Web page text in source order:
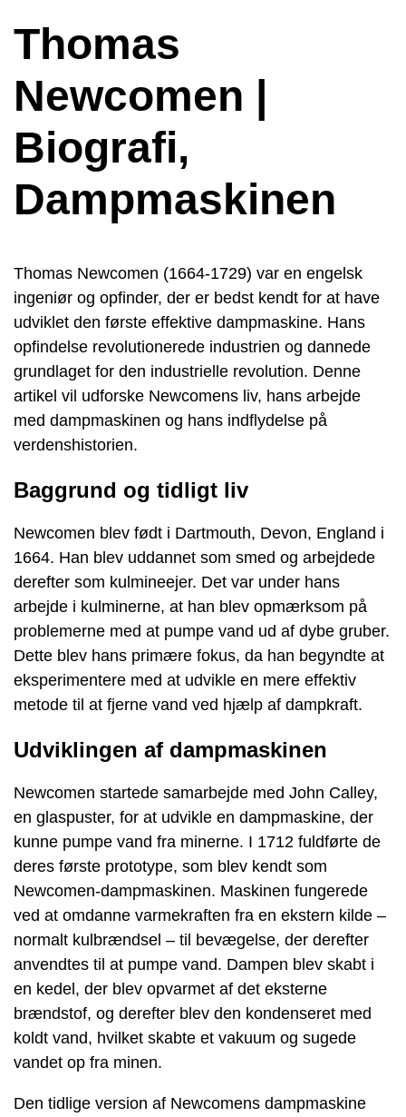
Thomas
Newcomen |
Biografi,
Dampmaskinen
Thomas Newcomen (1664-1729) var en engelsk
ingeniør og opfinder, der er bedst kendt for at have
udviklet den første effektive dampmaskine. Hans
opfindelse revolutionerede industrien og dannede
grundlaget for den industrielle revolution. Denne
artikel vil udforske Newcomens liv, hans arbejde
med dampmaskinen og hans indflydelse på
verdenshistorien.
Baggrund og tidligt liv
Newcomen blev født i Dartmouth, Devon, England i
1664. Han blev uddannet som smed og arbejdede
derefter som kulmineejer. Det var under hans
arbejde i kulminerne, at han blev opmærksom på
problemerne med at pumpe vand ud af dybe gruber.
Dette blev hans primære fokus, da han begyndte at
eksperimentere med at udvikle en mere effektiv
metode til at fjerne vand ved hjælp af dampkraft.
Udviklingen af dampmaskinen
Newcomen startede samarbejde med John Calley,
en glaspuster, for at udvikle en dampmaskine, der
kunne pumpe vand fra minerne. I 1712 fuldførte de
deres første prototype, som blev kendt som
Newcomen-dampmaskinen. Maskinen fungerede
ved at omdanne varmekraften fra en ekstern kilde –
normalt kulbrændsel – til bevægelse, der derefter
anvendtes til at pumpe vand. Dampen blev skabt i
en kedel, der blev opvarmet af det eksterne
brændstof, og derefter blev den kondenseret med
koldt vand, hvilket skabte et vakuum og sugede
vandet op fra minen.
Den tidlige version af Newcomens dampmaskine